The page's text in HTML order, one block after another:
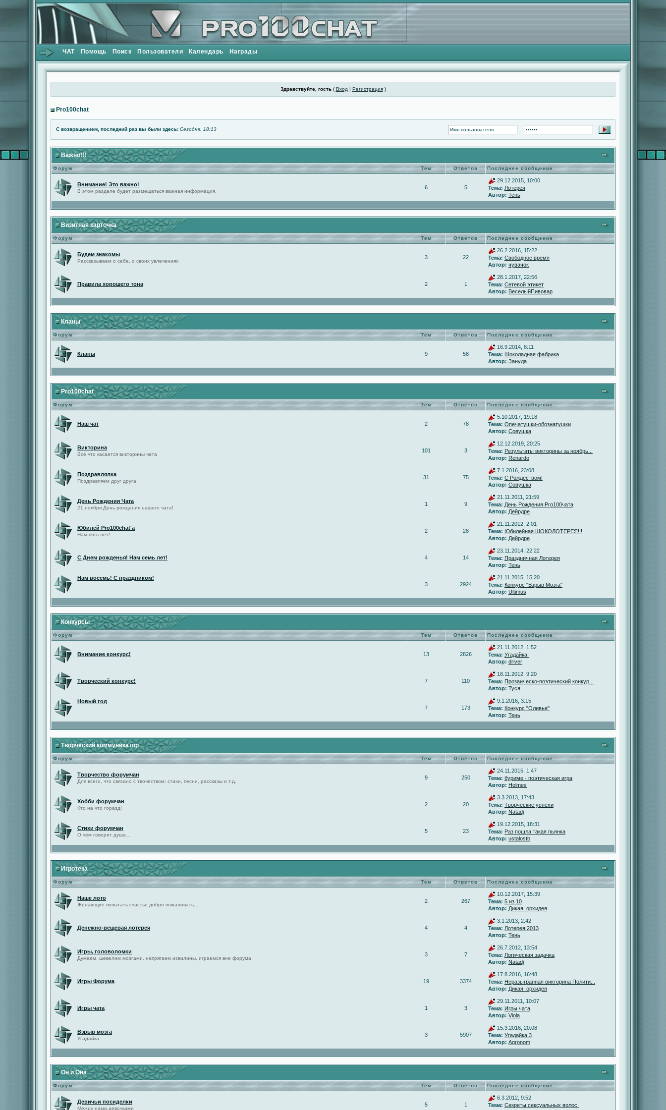
ЧАТ Помощь Поиск Пользователи Календарь Награды
Здравствуйте, гость( Вход | Регистрация)
Pro100chat
С возвращением, последний раз вы были здесь: Сегодня, 18:13
Важно!!!
Форум Тем Ответов Последнее сообщение
Внимание! Это важно!
В этом разделе будет размещаться важная информация.
6 5
29.12.2015, 10:00
Тема: Лотерея
Автор: Тень
Визитная карточка
Форум Тем Ответов Последнее сообщение
Будем знакомы
Рассказываем о себе, о своих увлечениях
3 22
26.2.2016, 15:22
Тема: Свободное время
Автор: чувачок
Правила хорошего тона 2 1
28.1.2017, 22:56
Тема: Сетевой этикет
Автор: ВеселыйПивовар
Кланы
Форум Тем Ответов Последнее сообщение
Кланы 9 58
16.9.2014, 8:11
Тема: Шоколадная фабрика
Автор: Зануда
Pro100chat
Форум Тем Ответов Последнее сообщение
Наш чат 2 78
5.10.2017, 19:18
Тема: Опечатушки-обознатушки
Автор: Совушка
Викторина
Всё что касается викторины чата
101 3
12.12.2019, 20:25
Тема: Результаты викторины за ноябрь...
Автор: Renardo
Поздравлялка
Поздравляем друг друга
31 75
7.1.2016, 23:08
Тема: С Рождеством!
Автор: Совушка
День Рождения Чата
21 ноября День рождения нашего чата!
1 9
21.11.2011, 21:59
Тема: День Рождения Pro100чата
Автор: Дейрдре
Юбилей Pro100chat'а
Нам пять лет!
2 28
21.11.2012, 2:01
Тема: Юбилейная ШОКОЛОТЕРЕЯ!!!
Автор: Дейрдре
С Днем рожденья! Нам семь лет! 4 14
23.11.2014, 22:22
Тема: Праздничная Лотерея
Автор: Тень
Нам восемь! С праздником!
3
2924
21.11.2015, 15:20
Тема: Конкурс "Взрыв Мозга"
Автор: Ultimus
Конкурсы
Форум Тем Ответов Последнее сообщение
Внимание конкурс! 13 2826
21.11.2012, 1:52
Тема: Угадайка!
Автор: driver
Творческий конкурс! 7 110
18.11.2012, 9:20
Тема: Прозаическо-поэтический конкур...
Автор: Туся
Новый год
7
173
9.1.2016, 3:15
Тема: Конкурс "Оливье"
Автор: Тень
Творческий коммуникатор
Форум Тем Ответов Последнее сообщение
Творчество форумчан
Для всего, что связано с твочеством: стихи, песни, рассказы и т.д.
9 250
24.11.2015, 1:47
Тема: буриме - поэтическая игра
Автор: Holmes
Хобби форумчан
Кто на что горазд!
2 20
3.3.2013, 17:43
Тема: Творческие успехи
Автор: Natadj
Стихи форумчан
О чём говорит душа...
5 23
19.12.2015, 18:31
Тема: Раз пошла такая пьянка
Автор: ustalostb
Игротека
Форум Тем Ответов Последнее сообщение
Наше лото
Желающие попытать счастье добро пожаловать...
2 267
10.12.2017, 15:39
Тема: 5 из 10
Автор: Дикая_орхидея
Денежно-вещевая лотерея 4 4
3.1.2013, 2:42
Тема: Лотерея 2013
Автор: Тень
Игры, головоломки
Думаем, шевелим мозгами, напрягаем извилины, играемся вне форума
3 7
26.7.2012, 13:54
Тема: Логическая задачка
Автор: Natadj
Игры Форума 19 3374
17.8.2016, 16:48
Тема: Неразыгранная викторина Полити...
Автор: Дикая_орхидея
Игры чата 1 3
29.11.2011, 10:07
Тема: Игры чата
Автор: Viola
Взрыв мозга
Угадайка
3 5907
15.3.2016, 20:08
Тема: Угадайка 3
Автор: Agronom
Он и Она
Форум Тем Ответов Последнее сообщение
Девичьи посиделки
Между нами,девочками
5 1
6.3.2012, 9:52
Тема: Секреты сексуальных волос.